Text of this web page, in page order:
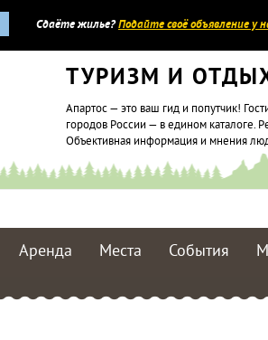
Сдаёте жилье?Подайте своё объявление у
ТУРИЗМ И
Апартос — это ваш гид и попутчик!
городов России — в едином каталоге.
Объективная информация и мнения
Аренда Места События